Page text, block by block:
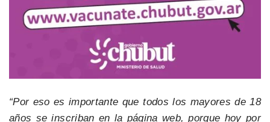
“Por eso es importante que todos los mayores de 18
años se inscriban en la página web, porque hoy por